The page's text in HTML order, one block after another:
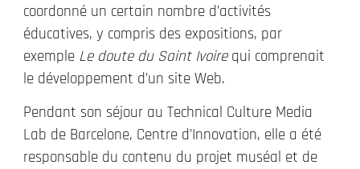
coordonné un certain nombre d’activités
éducatives, y compris des expositions, par
exemple Le doute du Saint Ivoirequi comprenait
le développement d’un site Web.
Pendant son séjour au Technical Culture Media
Lab de Barcelone, Centre d’Innovation, elle a été
responsable du contenu du projet muséal et de